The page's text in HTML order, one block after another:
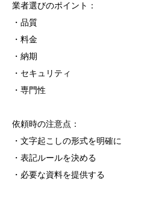
業者選びのポイント：
・品質
・料金
・納期
・セキュリティ
・専門性
依頼時の注意点：
・文字起こしの形式を明確に
・表記ルールを決める
・必要な資料を提供する